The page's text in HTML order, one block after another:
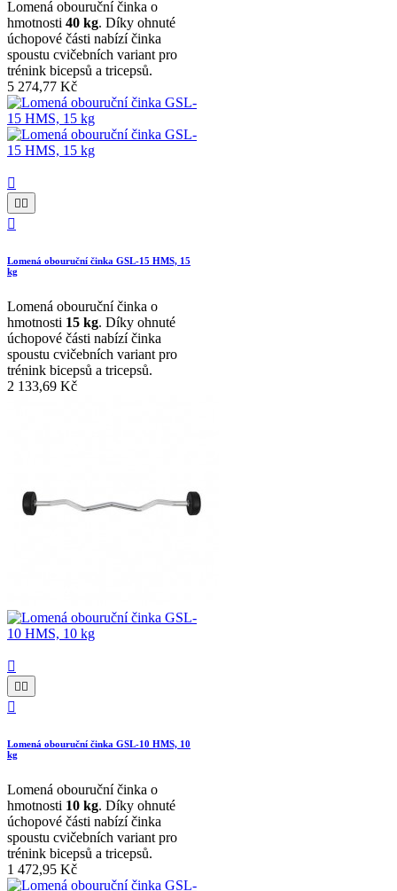
Lomená obouruční činka o
hmotnosti 40 kg. Díky ohnuté
úchopové části nabízí činka
spoustu cvičebních variant pro
trénink bicepsů a tricepsů.
5 274,77 Kč

 

Lomená obouruční činka GSL-15 HMS, 15
kg
Lomená obouruční činka o
hmotnosti 15 kg. Díky ohnuté
úchopové části nabízí činka
spoustu cvičebních variant pro
trénink bicepsů a tricepsů.
2 133,69 Kč



Lomená obouruční činka GSL-10 HMS, 10
kg
Lomená obouruční činka o
hmotnosti 10 kg. Díky ohnuté
úchopové části nabízí činka
spoustu cvičebních variant pro
trénink bicepsů a tricepsů.
1 472,95 Kč